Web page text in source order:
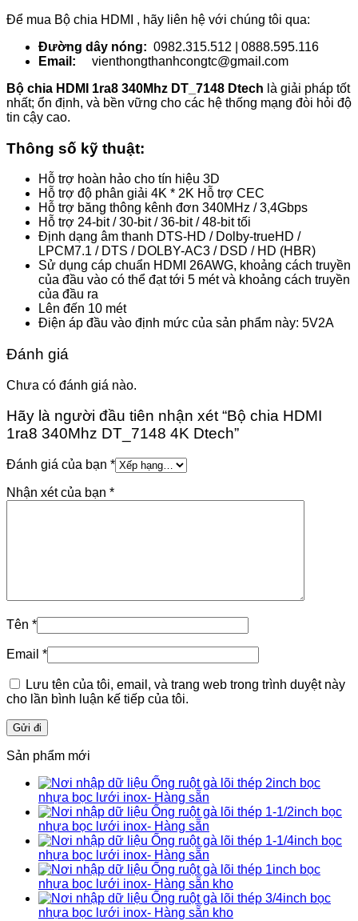
Để mua Bộ chia HDMI , hãy liên hệ với chúng tôi qua:
Đường dây nóng: 0982.315.512 | 0888.595.116
Email: vienthongthanhcongtc@gmail.com
Bộ chia HDMI 1ra8 340Mhz DT_7148 Dtech là giải pháp tốt
nhất; ổn định, và bền vững cho các hệ thống mạng đòi hỏi độ
tin cậy cao.
Thông số kỹ thuật:
Hỗ trợ hoàn hảo cho tín hiệu 3D
Hỗ trợ độ phân giải 4K * 2K Hỗ trợ CEC
Hỗ trợ băng thông kênh đơn 340MHz / 3,4Gbps
Hỗ trợ 24-bit / 30-bit / 36-bit / 48-bit tối
Định dạng âm thanh DTS-HD / Dolby-trueHD /
LPCM7.1 / DTS / DOLBY-AC3 / DSD / HD (HBR)
Sử dụng cáp chuẩn HDMI 26AWG, khoảng cách truyền
của đầu vào có thể đạt tới 5 mét và khoảng cách truyền
của đầu ra
Lên đến 10 mét
Điện áp đầu vào định mức của sản phẩm này: 5V2A
Đánh giá
Chưa có đánh giá nào.
Hãy là người đầu tiên nhận xét “Bộ chia HDMI
1ra8 340Mhz DT_7148 4K Dtech”
Đánh giá của bạn *
Nhận xét của bạn *
Tên *
Email *
Lưu tên của tôi, email, và trang web trong trình duyệt này
cho lần bình luận kế tiếp của tôi.
Sản phẩm mới
Ống ruột gà lõi thép 2inch bọc
nhựa bọc lưới inox- Hàng sẵn
Ống ruột gà lõi thép 1-1/2inch bọc
nhựa bọc lưới inox- Hàng sẵn
Ống ruột gà lõi thép 1-1/4inch bọc
nhựa bọc lưới inox- Hàng sẵn
Ống ruột gà lõi thép 1inch bọc
nhựa bọc lưới inox- Hàng sẵn kho
Ống ruột gà lõi thép 3/4inch bọc
nhựa bọc lưới inox- Hàng sẵn kho